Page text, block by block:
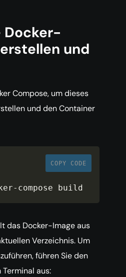
Docker-
und
Compose, um dieses
und den Container
COPY CODE
- compose build
das Docker-Image aus
Verzeichnis. Um
führen Sie den
aus: